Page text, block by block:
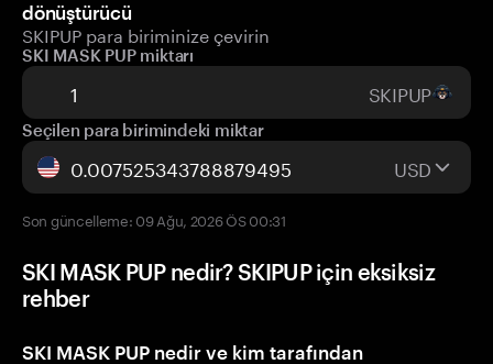
dönüştürücü
SKIPUP para biriminize çevirin
SKI MASK PUP miktarı
SKIPUP
Seçilen para birimindeki miktar
USD
Son güncelleme: 09 Ağu, 2026 ÖS 00:31
SKI MASK PUP nedir? SKIPUP için eksiksiz
rehber
SKI MASK PUP nedir ve kim tarafından